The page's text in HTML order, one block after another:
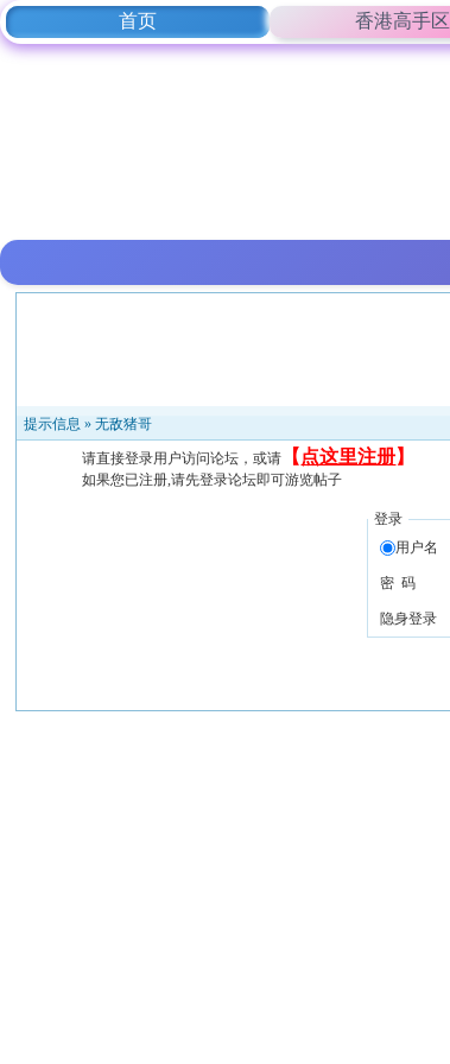
首页 香港高手区
提示信息 »无敌猪哥
请直接登录用户访问论坛，或请 【 点这里注册】
如果您已注册,请先登录论坛即可游览帖子
登录
用户名
密 码
隐身登录